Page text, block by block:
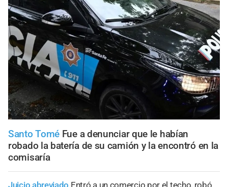
Santo Tomé Fue a denunciar que le habían
robado la batería de su camión y la encontró en la
comisaría